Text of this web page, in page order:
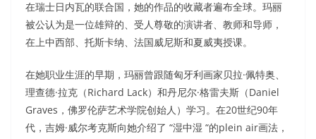
在瑞士日内瓦的联合国，她的作品的收藏者遍布全球。玛丽
被公认为是一位雄辩的、受人尊敬的演讲者、教师和导师，
在上中西部、托斯卡纳、法国威尼斯和夏威夷授课。
在她职业生涯的早期，玛丽曾跟随匈牙利画家贝拉·佩特奥、
理查德·拉克（Richard Lack）和丹尼尔·格雷夫斯（Daniel
Graves，佛罗伦萨艺术学院创始人）学习。在20世纪90年
代，吉姆·威尔考克斯向她介绍了 “湿中湿 “的plein air画法，